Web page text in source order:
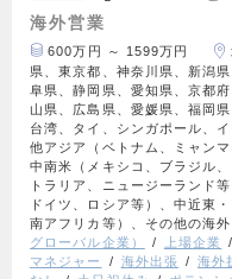
海外営業
600万円 ～ 1599万円
県、東京都、神奈川県、新潟
阜県、静岡県、愛知県、京都
山県、広島県、愛媛県、福岡
台湾、タイ、シンガポール、
他アジア（ベトナム、ミャン
中南米（メキシコ、ブラジル
トラリア、ニュージーランド
ドイツ、ロシア等）、中近東
南アフリカ等）、その他の海外
グローバル企業）
上場企業
マネジャー
海外出張 海外